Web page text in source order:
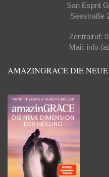
San Esprit
Seestraße
Zentralruf:
Mail: info
AMAZINGRACE DIE